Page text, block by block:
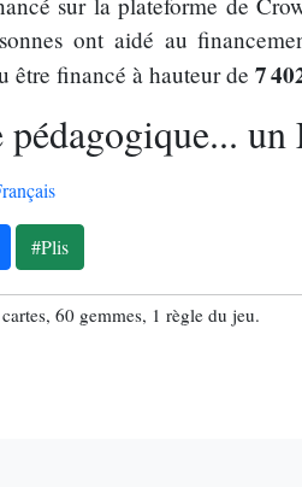
ont aidé au
être financé à hauteur de 7
pédagogique...
#Plis
60 gemmes, 1 règle du jeu.